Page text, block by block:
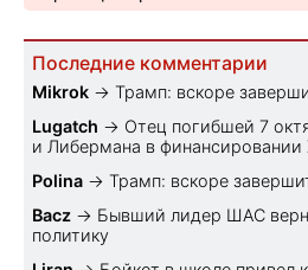
Последние комментарии
Mikrok → Трамп: вскоре
Lugatch → Отец погибшей 7
и Либермана в
Polina → Трамп: вскоре
Bacz → Бывший лидер ШАС
политику